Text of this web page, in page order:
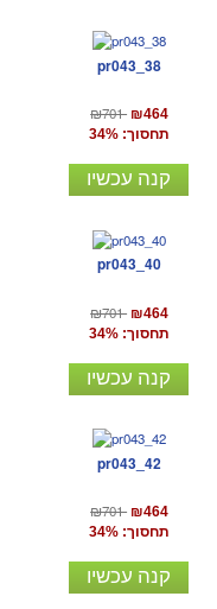
pr043_38
₪701 ₪464
תחסוך: 34%
קנה עכשיו
pr043_40
₪701 ₪464
תחסוך: 34%
קנה עכשיו
pr043_42
₪701 ₪464
תחסוך: 34%
קנה עכשיו